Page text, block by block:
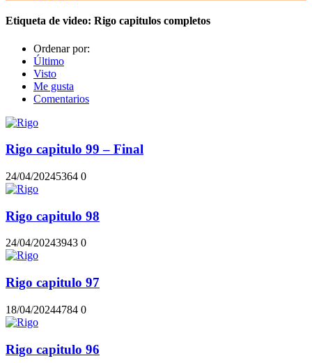
Etiqueta de video: Rigo capitulos completos
Ordenar por:
Último
Visto
Me gusta
Comentarios
Rigo capitulo 99 – Final
24/04/20245364 0
Rigo capitulo 98
24/04/20243943 0
Rigo capitulo 97
18/04/20244784 0
Rigo capitulo 96